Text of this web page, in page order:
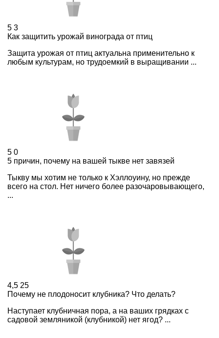
5 3
Как защитить урожай винограда от птиц
Защита урожая от птиц актуальна применительно к
любым культурам, но трудоемкий в выращивании ...
5 0
5 причин, почему на вашей тыкве нет завязей
Тыкву мы хотим не только к Хэллоуину, но прежде
всего на стол. Нет ничего более разочаровывающего,
...
4,5 25
Почему не плодоносит клубника? Что делать?
Наступает клубничная пора, а на ваших грядках с
садовой земляникой (клубникой) нет ягод? ...